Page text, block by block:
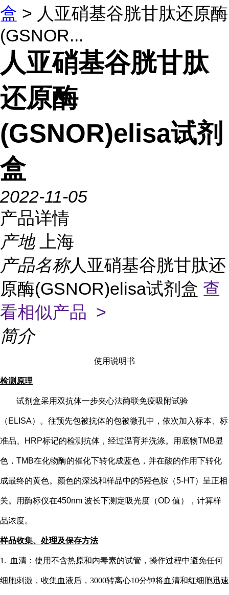
盒 > 人亚硝基谷胱甘肽还原酶
(GSNOR...
人亚硝基谷胱甘肽
还原酶
(GSNOR)elisa试剂
盒
2022-11-05
产品详情
产地
上海
产品名称人亚硝基谷胱甘肽还
原酶(GSNOR)elisa试剂盒 查
看相似产品 >
简介
使用说明书
检测原理
试剂盒采用双抗体一步夹心法酶联免疫吸附试验
（ ELISA）。往预先包被抗体的包被微孔中，依次加入标本、标
准品、HRP标记的检测抗体，经过温育并洗涤。用底物TMB显
色，TMB在化物酶的催化下转化成蓝色，并在酸的作用下转化
成最终的黄色。颜色的深浅和样品中的5羟色胺（5-HT） 呈正相
关。用酶标仪在450nm 波长下测定吸光度（OD 值），计算样
品浓度。
样品收集、处理及保存方法
1. 血清：使用不含热原和内毒素的试管，操作过程中避免任何
细胞刺激，收集血液后，3000转离心10分钟将血清和红细胞迅速